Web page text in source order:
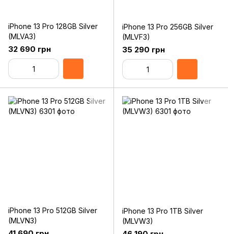
iPhone 13 Pro 128GB Silver
(MLVA3)
32 690 грн
iPhone 13 Pro 256GB Silver
(MLVF3)
35 290 грн
iPhone 13 Pro 512GB Silver
(MLVN3)
iPhone 13 Pro 1TB Silver
(MLVW3)